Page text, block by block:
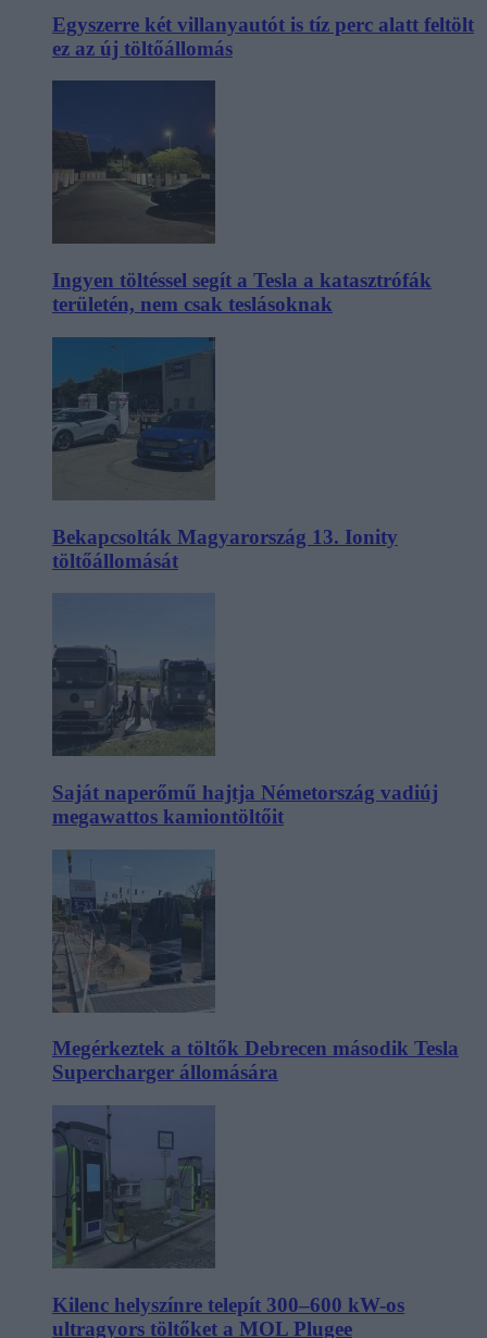
Egyszerre két villanyautót is tíz perc alatt feltölt
ez az új töltőállomás
Ingyen töltéssel segít a Tesla a katasztrófák
területén, nem csak teslásoknak
Bekapcsolták Magyarország 13. Ionity
töltőállomását
Saját naperőmű hajtja Németország vadiúj
megawattos kamiontöltőit
Megérkeztek a töltők Debrecen második Tesla
Supercharger állomására
Kilenc helyszínre telepít 300–600 kW-os
ultragyors töltőket a MOL Plugee